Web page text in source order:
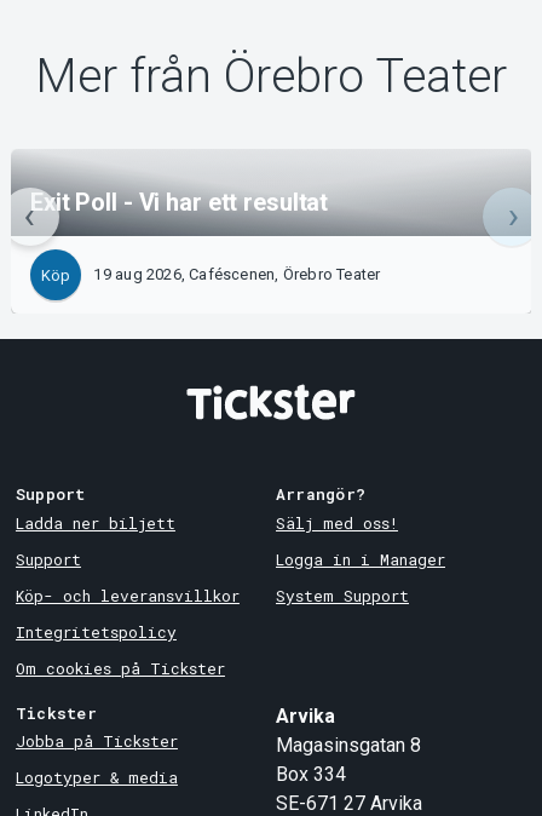
Mer från Örebro Teater
Exit Poll - Vi har ett resultat
Köp 19 aug 2026, Caféscenen, Örebro Teater
Support
Ladda ner biljett
Support
Köp- och leveransvillkor
Integritetspolicy
Om cookies på Tickster
Arrangör?
Sälj med oss!
Logga in i Manager
System Support
Tickster
Jobba på Tickster
Logotyper & media
Arvika
Magasinsgatan 8
Box 334
SE-671 27 Arvika